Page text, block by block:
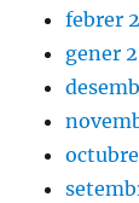
febrer
gener